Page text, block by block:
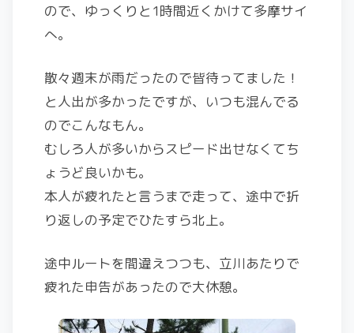
ので、ゆっくりと1時間近くかけて多摩サイ
へ。
散々週末が雨だったので皆待ってました！
と人出が多かったですが、いつも混んでる
のでこんなもん。
むしろ人が多いからスピード出せなくてち
ょうど良いかも。
本人が疲れたと言うまで走って、途中で折
り返しの予定でひたすら北上。
途中ルートを間違えつつも、立川あたりで
疲れた申告があったので大休憩。